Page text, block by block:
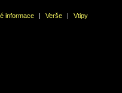
informace | Verše | Vtipy